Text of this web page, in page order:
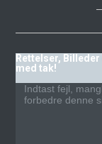
Rettelser,
med tak!